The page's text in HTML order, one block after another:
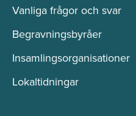
Vanliga frågor och svar
Begravningsbyråer
Insamlingsorganisationer
Lokaltidningar